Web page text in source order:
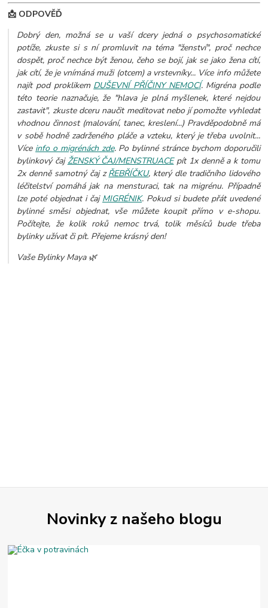
📩 ODPOVĚĎ
Dobrý den, možná se u vaší dcery jedná o psychosomatické
potíže, zkuste si s ní promluvit na téma "ženství", proč nechce
dospět, proč nechce být ženou, čeho se bojí, jak se jako žena cítí,
jak cítí, že je vnímáná muži (otcem) a vrstevníky... Více info můžete
najít pod proklikem DUŠEVNÍ PŘÍČINY NEMOCÍ. Migréna podle
této teorie naznačuje, že "hlava je plná myšlenek, které nejdou
zastavit", zkuste dceru naučit meditovat nebo jí pomožte vyhledat
vhodnou činnost (malování, tanec, kreslení...) Pravděpodobně má
v sobě hodně zadrženého pláče a vzteku, který je třeba uvolnit...
Více info o migrénách zde. Po bylinné stránce bychom doporučili
bylinkový čajŽENSKÝ ČAJ/MENSTRUACEpít 1x denně a k tomu
2x denně samotný čaj zŘEBŘÍČKU, který dle tradičního lidového
léčitelství pomáhá jak na mensturaci, tak na migrénu. Případně
lze poté objednat i čaj MIGRÉNIK. Pokud si budete přát uvedené
bylinné směsi objednat, vše můžete koupit přímo v e-shopu.
Počítejte, že kolik roků nemoc trvá, tolik měsíců bude třeba
bylinky užívat či pít. Přejeme krásný den!
Vaše Bylinky Maya 🌿
Novinky z našeho blogu